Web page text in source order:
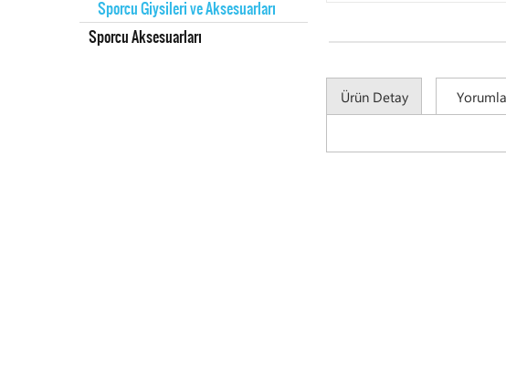
Ürün Detay
Sporcu Giysileri ve Aksesuarları
Sporcu Aksesuarları